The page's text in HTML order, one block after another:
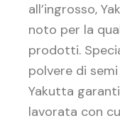
all’ingrosso,
noto per la
prodotti.
polvere di
Yakutta
lavorata con